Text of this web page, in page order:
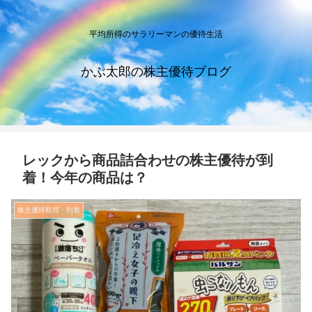
平均所得のサラリーマンの優待生活
かぶ太郎の株主優待ブログ
レックから商品詰合わせの株主優待が到
着！今年の商品は？
株主優待取得・到着